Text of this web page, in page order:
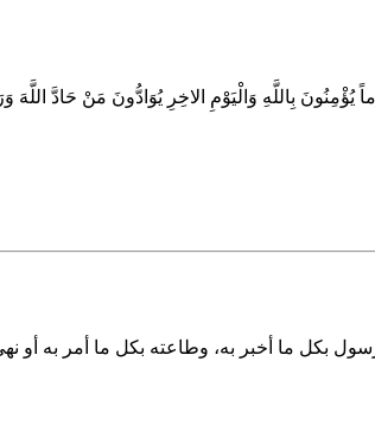
يُؤْمِنُونَ بِاللَّهِ وَالْيَوْمِ الاخِرِ يُوَادُّونَ مَنْ حَادَّ اللَّهَ
ما أخبر به، وطاعته بكل ما أمر به أو نهى